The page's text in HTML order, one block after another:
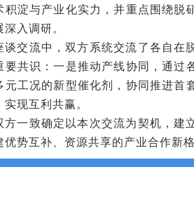
积淀与产业化实力，并重点围绕脱
入调研。
谈交流中，双方系统交流了各自在
要共识：一是推动产线协同，通过
元工况的新型催化剂，协同推进首
现互利共赢。
方一致确定以本次交流为契机，建
优势互补、资源共享的产业合作新